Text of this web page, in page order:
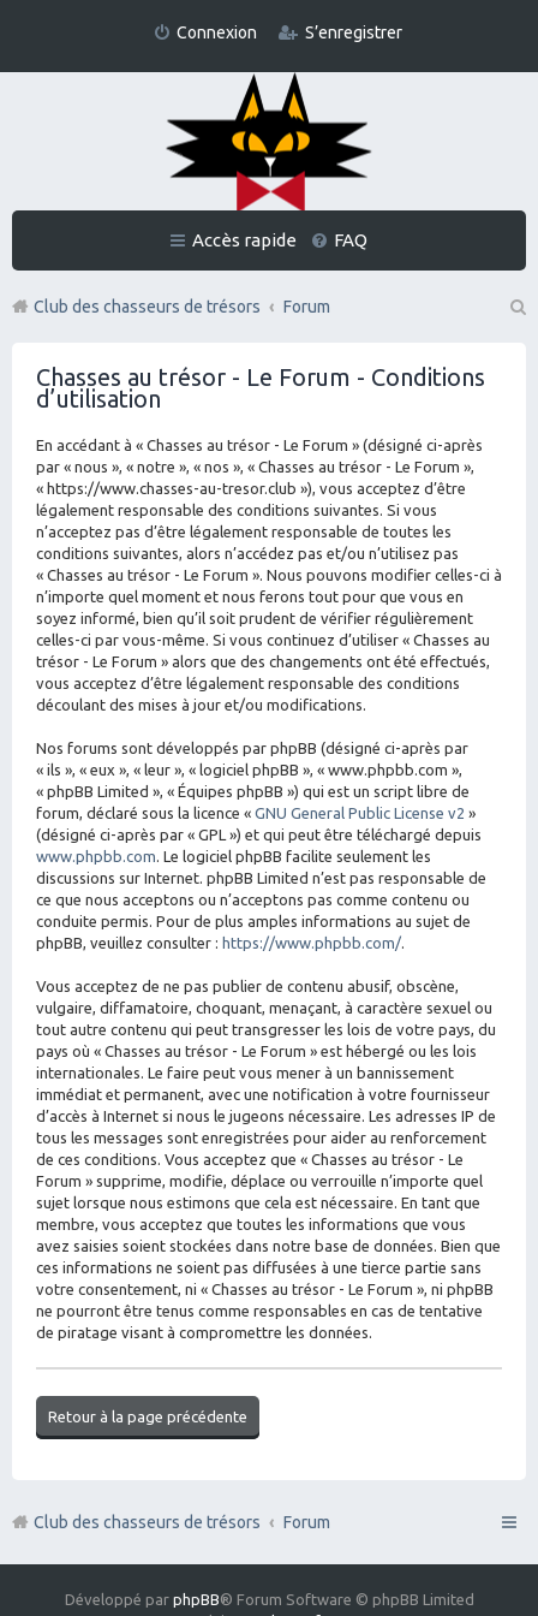
Connexion S’enregistrer
Accès rapide FAQ
Club des chasseurs de trésors
Forum
Chasses au trésor - Le Forum - Conditions
d’utilisation
En accédant à « Chasses au trésor - Le Forum » (désigné ci-après
par « nous », « notre », « nos », « Chasses au trésor - Le Forum »,
« https://www.chasses-au-tresor.club »), vous acceptez d’être
légalement responsable des conditions suivantes. Si vous
n’acceptez pas d’être légalement responsable de toutes les
conditions suivantes, alors n’accédez pas et/ou n’utilisez pas
« Chasses au trésor - Le Forum ». Nous pouvons modifier celles-ci à
n’importe quel moment et nous ferons tout pour que vous en
soyez informé, bien qu’il soit prudent de vérifier régulièrement
celles-ci par vous-même. Si vous continuez d’utiliser « Chasses au
trésor - Le Forum » alors que des changements ont été effectués,
vous acceptez d’être légalement responsable des conditions
découlant des mises à jour et/ou modifications.
Nos forums sont développés par phpBB (désigné ci-après par
« ils », « eux », « leur », « logiciel phpBB », « www.phpbb.com »,
« phpBB Limited », « Équipes phpBB ») qui est un script libre de
forum, déclaré sous la licence « GNU General Public License v2 »
(désigné ci-après par « GPL ») et qui peut être téléchargé depuis
www.phpbb.com. Le logiciel phpBB facilite seulement les
discussions sur Internet. phpBB Limited n’est pas responsable de
ce que nous acceptons ou n’acceptons pas comme contenu ou
conduite permis. Pour de plus amples informations au sujet de
phpBB, veuillez consulter : https://www.phpbb.com/.
Vous acceptez de ne pas publier de contenu abusif, obscène,
vulgaire, diffamatoire, choquant, menaçant, à caractère sexuel ou
tout autre contenu qui peut transgresser les lois de votre pays, du
pays où « Chasses au trésor - Le Forum » est hébergé ou les lois
internationales. Le faire peut vous mener à un bannissement
immédiat et permanent, avec une notification à votre fournisseur
d’accès à Internet si nous le jugeons nécessaire. Les adresses IP de
tous les messages sont enregistrées pour aider au renforcement
de ces conditions. Vous acceptez que « Chasses au trésor - Le
Forum » supprime, modifie, déplace ou verrouille n’importe quel
sujet lorsque nous estimons que cela est nécessaire. En tant que
membre, vous acceptez que toutes les informations que vous
avez saisies soient stockées dans notre base de données. Bien que
ces informations ne soient pas diffusées à une tierce partie sans
votre consentement, ni « Chasses au trésor - Le Forum », ni phpBB
ne pourront être tenus comme responsables en cas de tentative
de piratage visant à compromettre les données.
Retour à la page précédente
Club des chasseurs de trésors Forum
Développé par phpBB® Forum Software © phpBB Limited